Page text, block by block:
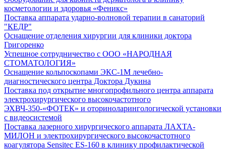
косметологии и здоровья «Феникс»
Поставка аппарата ударно-волновой терапии в санаторий
"КЕДР"
Оснащение отделения хирургии для клиники доктора
Григоренко
Успешное сотрудничество с ООО «НАРОДНАЯ
СТОМАТОЛОГИЯ»
Оснащение кольпоскопами ЭКС-1М лечебно-
диагностического центра Доктора Дукина
Поставка под открытие многопрофильного центра аппарата
электрохирургического высокочастотного
ЭХВЧ-350-«ФОТЕК» и оториноларингологической установки
с видеосистемой
Поставка лазерного хирургического аппарата ЛАХТА-
МИЛОН и электрохирургического высокочастотного
коагулятора Sensitec ES-160 в клинику профилактической